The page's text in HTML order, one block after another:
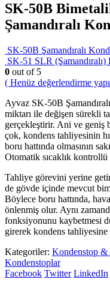
SK-50B
Şamandıralı
SK-50B Şamandıralı
SK-51 SLR (Şamandıralı)
0 out of 5
( Henüz değerlendirme
Ayvaz SK-50B
miktarı ile değişen sürekli
gerçekleştirir. Ani ve geniş
çok, kondens tahliyesinin
boru hattında olmasının
Otomatik sıcaklık
Tahliye görevini yerine
de gövde içinde mevcut
Böylece boru hattında,
önlenmiş olur. Aynı
fonksiyonunu kaybetmesi
girerek kondens tahliyesine
Kategoriler: Kondenstop &
Kondenstoplar
Facebook Twitter LinkedIn